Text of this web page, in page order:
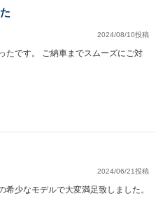
2024/08/10投稿
たです。 ご納車までスムーズにご対
2024/06/21投稿
少なモデルで大変満足致しました。